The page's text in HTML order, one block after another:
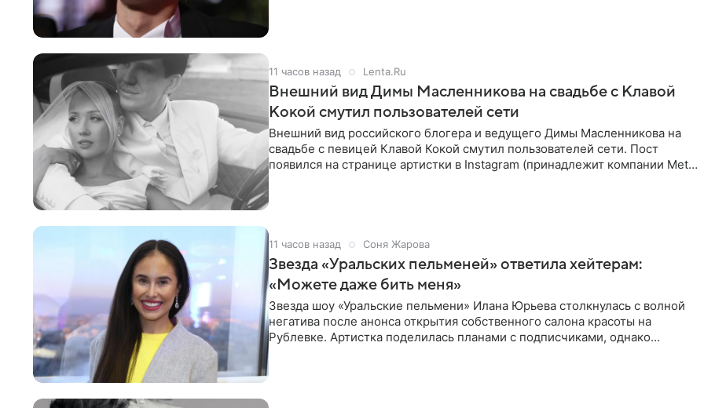
11 часов назад Lenta.Ru
Внешний вид Димы Масленникова на свадьбе с Клавой
Кокой смутил пользователей сети
Внешний вид российского блогера и ведущего Димы Масленникова на
свадьбе с певицей Клавой Кокой смутил пользователей сети. Пост
появился на странице артистки в Instagram (принадлежит компании Meta,
11 часов назад Соня Жарова
Звезда «Уральских пельменей» ответила хейтерам:
«Можете даже бить меня»
Звезда шоу «Уральские пельмени» Илана Юрьева столкнулась с волной
негатива после анонса открытия собственного салона красоты на
Рублевке. Артистка поделилась планами с подписчиками, однако